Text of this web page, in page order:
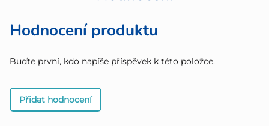
Hodnocení produktu
Buďte první, kdo napíše příspěvek k této položce.
Přidat hodnocení